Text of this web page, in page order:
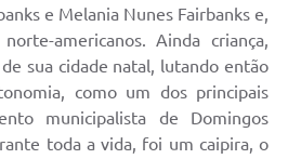
e Melania Nunes Fairbanks e,
americanos. Ainda criança,
sua cidade natal, lutando então
como um dos principais
municipalista de Domingos
toda a vida, foi um caipira, o